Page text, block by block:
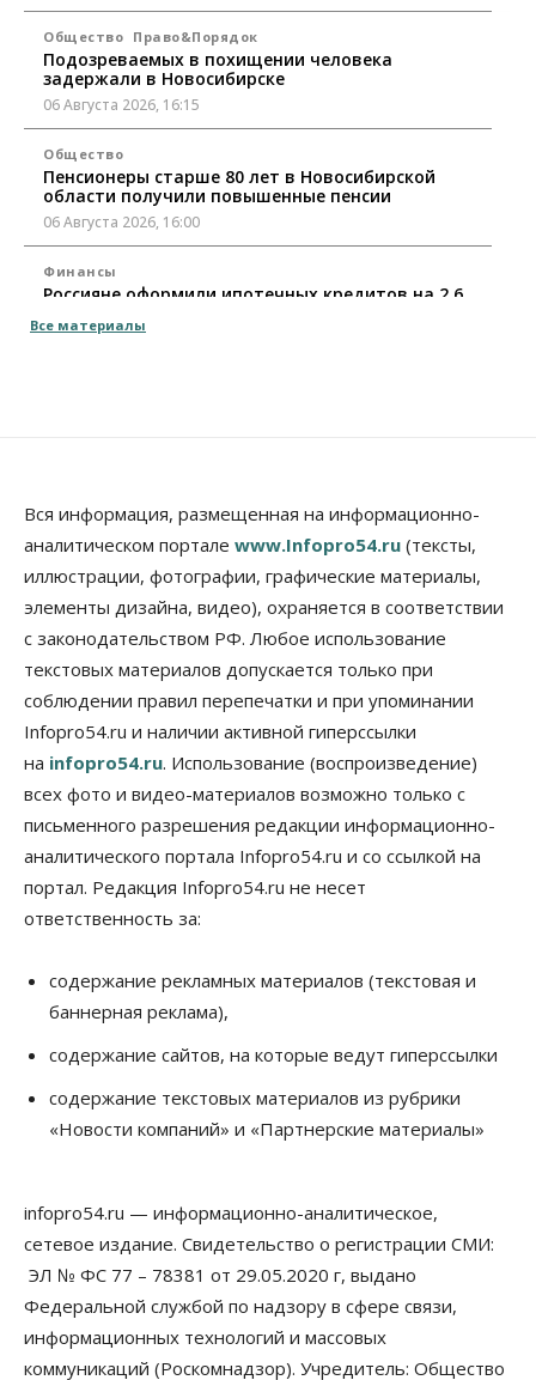
Общество Право&Порядок
Подозреваемых в похищении человека
задержали в Новосибирске
06 Августа 2026, 16:15
Общество
Пенсионеры старше 80 лет в Новосибирской
области получили повышенные пенсии
06 Августа 2026, 16:00
Финансы
Россияне оформили ипотечных кредитов на 2,6
06 Августа 2026, 15:53
Бизнес
Правительство России продлило разрешение на
выпуск бензина «Евро-3»
06 Августа 2026, 14:00
Общество
«За тех, у кого от 270 баллов,
настоящая борьба»: вузы настойчиво
обзванивают новосибирских высокобалльников
перед зачислением
06 Августа 2026, 13:00
Власть
Режим ЧС ввели в Омской области из-за засухи
06 Августа 2026, 12:15
Новосибирск готовится к визиту Владимира
Путина
Бизнес Недвижимость Общество
Росреестр назвал главные причины
06 Августа 2026, 12:00
Телекоммуникации
В 16 населённых пунктах Мошковского района
Бизнес Право&Порядок
Злоумышленники опять атакуют
новосибирские компании через электронную
06 Августа 2026, 11:00
Общество
Все материалы
Вся информация, размещенная на информационно-
аналитическом портале www.Infopro54.ru (тексты,
иллюстрации, фотографии, графические материалы,
элементы дизайна, видео), охраняется в соответствии
с законодательством РФ. Любое использование
текстовых материалов допускается только при
соблюдении правил перепечатки и при упоминании
Infopro54.ru и наличии активной гиперссылки
на infopro54.ru. Использование (воспроизведение)
всех фото и видео-материалов возможно только с
письменного разрешения редакции информационно-
аналитического портала Infopro54.ru и со ссылкой на
портал. Редакция Infopro54.ru не несет
ответственность за:
содержание рекламных материалов (текстовая и
баннерная реклама),
содержание сайтов, на которые ведут гиперссылки
содержание текстовых материалов из рубрики
«Новости компаний» и «Партнерские материалы»
infopro54.ru — информационно-аналитическое,
сетевое издание. Свидетельство о регистрации СМИ:
ЭЛ № ФС 77 – 78381 от 29.05.2020 г, выдано
Федеральной службой по надзору в сфере связи,
информационных технологий и массовых
коммуникаций (Роскомнадзор). Учредитель: Общество